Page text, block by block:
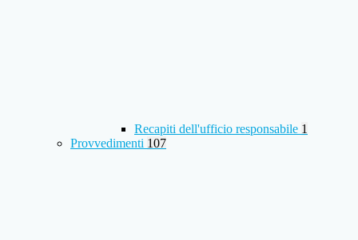
Recapiti dell'ufficio responsabile 1
Provvedimenti 107